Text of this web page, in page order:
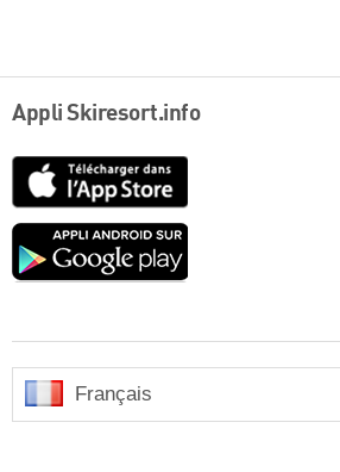
Appli Skiresort.info
Google
Français